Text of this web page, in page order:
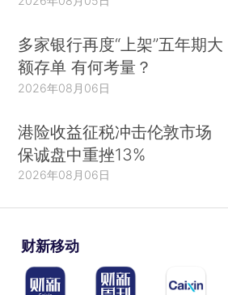
多家银行再度“上架”五年期大
额存单 有何考量？
2026年08月06日
港险收益征税冲击伦敦市场
保诚盘中重挫13%
2026年08月06日
财新移动